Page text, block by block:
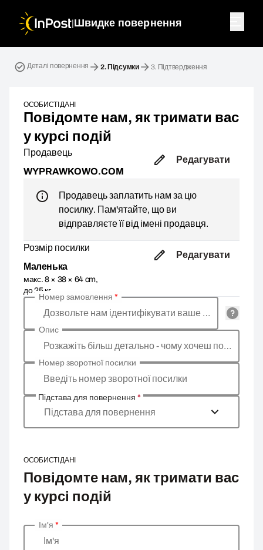
| Швидке повернення
Деталі повернення 2. Підсумки 3. Підтвердження
ОСОБИСТІ ДАНІ
Повідомте нам, як тримати вас
у курсі подій
Продавець
WYPRAWKOWO.COM
Редагувати
Продавець заплатить нам за цю
посилку. Пам'ятайте, що ви
відправляєте її від імені продавця.
Розмір посилки
Маленька
макс. 8 × 38 × 64 cm,
до 25 кг
Редагувати
Дозвольте нам ідентифікувати ваше замовлення
Номер замовлення *
Розкажіть більш детально - чому хочеш повернути товар, яка причина?
Опис
Введіть номер зворотної посилки
Номер зворотної посилки
Підстава для повернення *
Підстава для повернення
ОСОБИСТІ ДАНІ
Повідомте нам, як тримати вас
у курсі подій
Введіть ваші особисті дані
Ім'я
Ім'я *